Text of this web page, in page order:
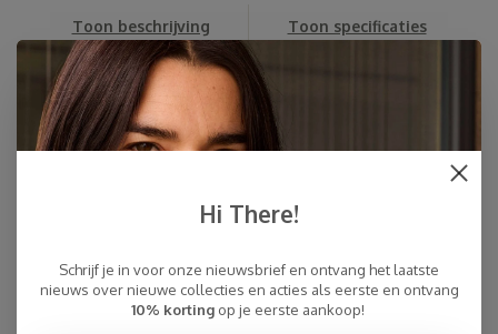
Toon beschrijving Toon specificaties
Cosy 100% cashmere Stars Biscuit . De ultieme zachte sjaal
van 100% hoge kwaliteit geweven cashmere uit Inner-
Mongolië met een never out of style polka dot printje op
een camel achtergrond.... Lees meer
Specificaties
Hi There!
Schrijf je in voor onze nieuwsbrief en ontvang het laatste
nieuws over nieuwe collecties en acties als eerste en ontvang
10% korting op je eerste aankoop!